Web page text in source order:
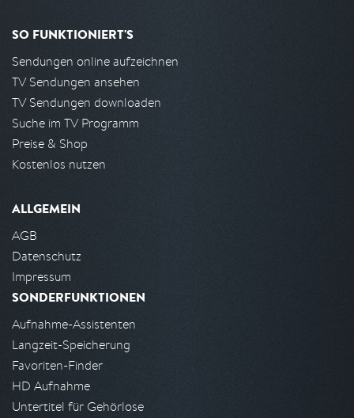
SO FUNKTIONIERT'S
Sendungen online aufzeichnen
TV Sendungen ansehen
TV Sendungen downloaden
Suche im TV Programm
Preise & Shop
Kostenlos nutzen
ALLGEMEIN
AGB
Datenschutz
Impressum
SONDERFUNKTIONEN
Aufnahme-Assistenten
Langzeit-Speicherung
Favoriten-Finder
HD Aufnahme
Untertitel für Gehörlose